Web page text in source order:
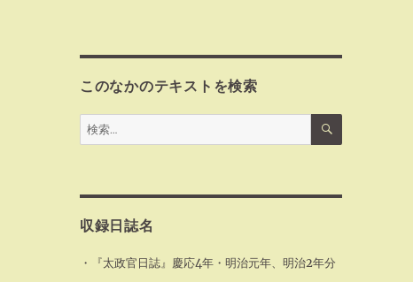
このなかのテキストを検索
検
索:
検
収録日誌名
・『太政官日誌』慶応4年・明治元年、明治2年分